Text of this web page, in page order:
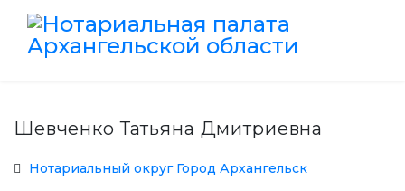
Шевченко Татьяна Дмитриевна
Нотариальный округ Город Архангельск